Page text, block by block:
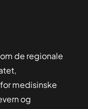
de regionale
medisinske
og